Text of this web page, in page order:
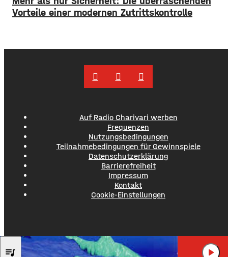
Vorteile einer modernen Zutrittskontrolle
Auf Radio Charivari werben
Frequenzen
Nutzungsbedingungen
Teilnahmebedingungen für Gewinnspiele
Datenschutzerklärung
Barrierefreiheit
Impressum
Kontakt
Cookie-Einstellungen
ROBERT MILES
play_arrow
queue_music